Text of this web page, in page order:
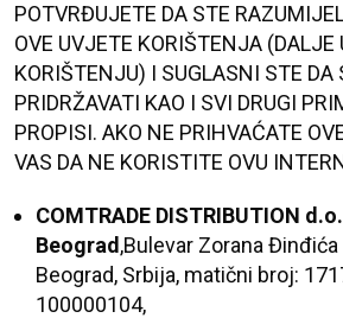
POTVRĐUJETE DA STE
OVE UVJETE KORIŠTENJA (DALJE
KORIŠTENJU) I SUGLASNI STE DA
PRIDRŽAVATI KAO I SVI DRUGI
PROPISI. AKO NE PRIHVAĆATE
VAS DA NE KORISTITE OVU
COMTRADE DISTRIBUTION
Beograd ,Bulevar Zorana
Beograd, Srbija, matični broj:
100000104,